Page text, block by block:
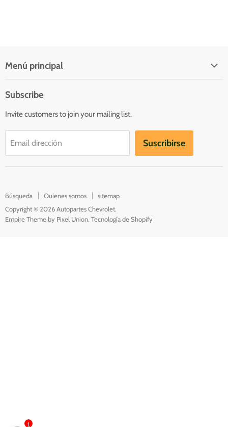
Menú principal
Inicio
Catálogo
Contacto
Subscribe
Invite customers to join your mailing list.
Email dirección Suscribirse
Búsqueda Quienes somos
sitemap
Copyright © 2026 Autopartes Chevrolet.
Empire Theme by Pixel Union. Tecnología de Shopify
1